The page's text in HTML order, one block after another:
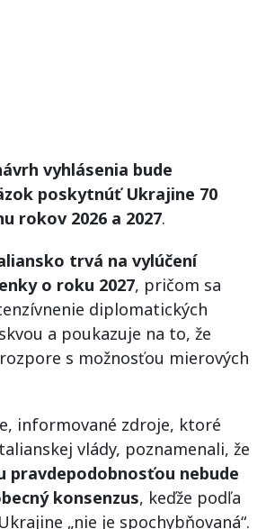
vyhlásenia bude
poskytnúť Ukrajine 70
rokov 2026 a 2027.
trvá na vylúčení
o roku 2027, pričom sa
diplomatických
a poukazuje na to, že
s možnosťou mierových
informované zdroje, ktoré
vlády, poznamenali, že
pravdepodobnosťou nebude
konsenzus, keďže podľa
„nie je spochybňovaná“.